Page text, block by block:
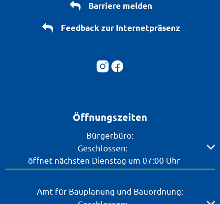
Barriere melden
Feedback zur Internetpräsenz
Öffnungszeiten
Bürgerbüro:
Klicken, um weitere Öffnungs- oder Schließzeiten
Geschlossen:
öffnet nächsten Dienstag um 07:00 Uhr
Amt für Bauplanung und Bauordnung: